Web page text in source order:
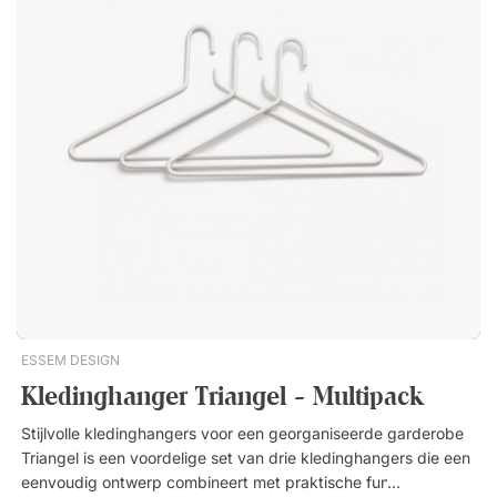
tegelijkertijd de uitstraling van de entree versterkt. Classic is
een tijdloos schoenenrek met zachte vormen, ontworpen door
Gunnar Bolin. Het gaaspatroon op de twee planken laat vuil en
water makkelijk weglopen. Twee praktische planken van staal.
Tijdloos ontwerp uit de jaren 1950.
ESSEM DESIGN
Kledinghanger Triangel - Multipack
Stijlvolle kledinghangers voor een georganiseerde garderobe
Triangel is een voordelige set van drie kledinghangers die een
eenvoudig ontwerp combineert met praktische functionaliteit.